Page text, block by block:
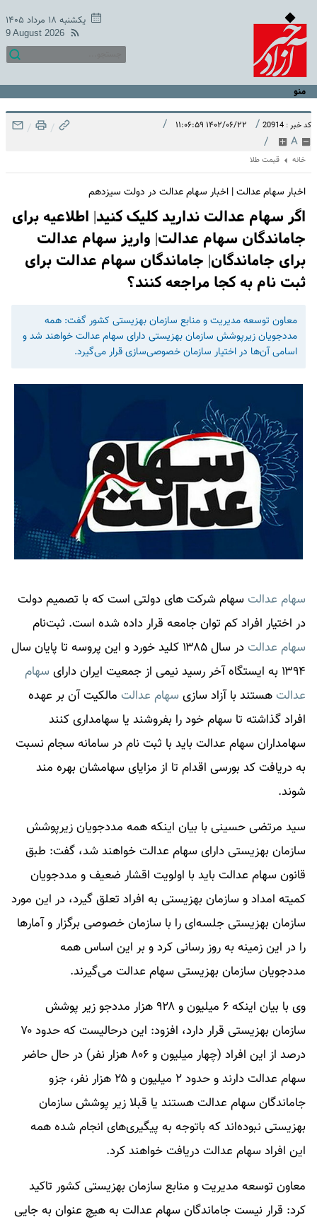
یکشنبه ۱۸ مرداد ۱۴۰۵
9 August 2026
منو
کد خبر : 20914 / ۱۴۰۲/۰۶/۲۲ ۱۱:۰۶:۵۹ /
A
/
/
/
خانه قیمت طلا
اخبار سهام عدالت | اخبار سهام عدالت در دولت سیزدهم
اگر سهام عدالت ندارید کلیک کنید| اطلاعیه برای
جاماندگان سهام عدالت| واریز سهام عدالت
برای جاماندگان| جاماندگان سهام عدالت برای
ثبت نام به کجا مراجعه کنند؟
معاون توسعه مدیریت و منابع سازمان بهزیستی کشور گفت: همه
مددجویان زیرپوشش سازمان بهزیستی دارای سهام عدالت خواهند شد و
اسامی آن‌ها در اختیار سازمان خصوصی‌سازی قرار می‌گیرد.
سهام عدالت سهام شرکت های دولتی است که با تصمیم دولت
در اختیار افراد کم توان جامعه قرار داده شده است. ثبت‌نام
سهام عدالت
در سال ۱۳۸۵ کلید خورد و این پروسه تا پایان سال
۱۳۹۴ به ایستگاه آخر رسید نیمی از جمعیت ایران دارای
سهام
عدالت هستند با آزاد سازی سهام عدالت مالکیت آن بر عهده
افراد گذاشته تا سهام خود را بفروشند یا سهامداری کنند
سهامدارانسهام عدالت باید با ثبت نام در سامانه سجام نسبت
به دریافت کد بورسی اقدام تا از مزایای سهامشان بهره مند
شوند.
سید مرتضی حسینی با بیان اینکه همه مددجویان زیرپوشش
سازمان بهزیستی دارای سهام عدالت خواهند شد، گفت: طبق
قانون سهام عدالت باید با اولویت اقشار ضعیف و مددجویان
کمیته امداد و سازمان بهزیستی به افراد تعلق گیرد، در این مورد
سازمان بهزیستی جلسه‌ای را با سازمان خصوصی برگزار و آمارها
را در این زمینه به روز رسانی کرد و بر این اساس همه
مددجویان سازمان بهزیستی سهام عدالت می‌گیرند.
وی با بیان اینکه ۶ میلیون و ۹۲۸ هزار مددجو زیر پوشش
سازمان بهزیستی قرار دارد، افزود: این درحالیست که حدود ۷۰
درصد از این افراد (چهار میلیون و ۸۰۶ هزار نفر) در حال حاضر
سهام عدالت دارند و حدود ۲ میلیون و ۲۵ هزار نفر، جزو
جاماندگان سهام عدالت هستند یا قبلا زیر پوشش سازمان
بهزیستی نبوده‌اند که باتوجه به پیگیری‌های انجام شده همه
این افراد سهام عدالت دریافت خواهند کرد.
معاون توسعه مدیریت و منابع سازمان بهزیستی کشور تاکید
کرد: قرار نیست جاماندگان سهام عدالت به هیچ عنوان به جایی